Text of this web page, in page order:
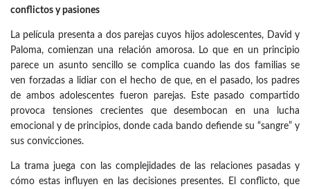
conflictos y pasiones
La película presenta a dos parejas cuyos hijos adolescentes, David y
Paloma, comienzan una relación amorosa. Lo que en un principio
parece un asunto sencillo se complica cuando las dos familias se
ven forzadas a lidiar con el hecho de que, en el pasado, los padres
de ambos adolescentes fueron parejas. Este pasado compartido
provoca tensiones crecientes que desembocan en una lucha
emocional y de principios, donde cada bando defiende su “sangre” y
sus convicciones.
La trama juega con las complejidades de las relaciones pasadas y
cómo estas influyen en las decisiones presentes. El conflicto, que